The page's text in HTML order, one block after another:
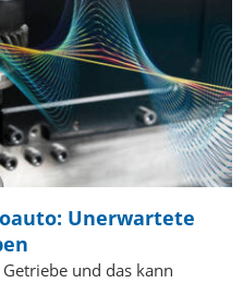
Unerwartete
und das kann